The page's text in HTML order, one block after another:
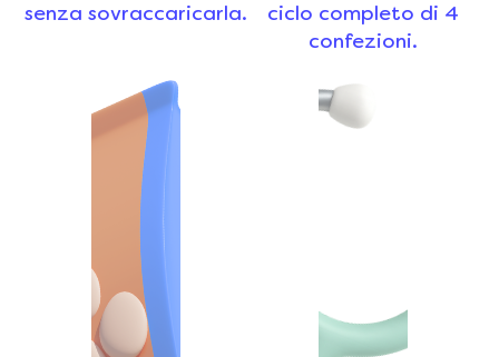
senza sovraccaricarla.
ciclo completo di 4
confezioni.